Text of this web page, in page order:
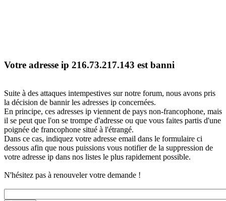
Votre adresse ip 216.73.217.143 est banni
Suite à des attaques intempestives sur notre forum, nous avons pris
la décision de bannir les adresses ip concernées.
En principe, ces adresses ip viennent de pays non-francophone, mais
il se peut que l'on se trompe d'adresse ou que vous faites partis d'une
poignée de francophone situé à l'étrangé.
Dans ce cas, indiquez votre adresse email dans le formulaire ci
dessous afin que nous puissions vous notifier de la suppression de
votre adresse ip dans nos listes le plus rapidement possible.
N'hésitez pas à renouveler votre demande !